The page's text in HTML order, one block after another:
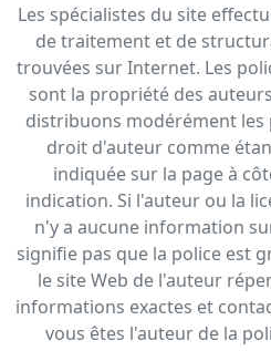
Les spécialistes du site
de traitement et de
trouvées sur Internet. Les
sont la propriété des
distribuons modérément les
droit d'auteur comme
indiquée sur la page à
indication. Si l'auteur ou la
n'y a aucune information
signifie pas que la police est
le site Web de l'auteur
informations exactes et
vous êtes l'auteur de la